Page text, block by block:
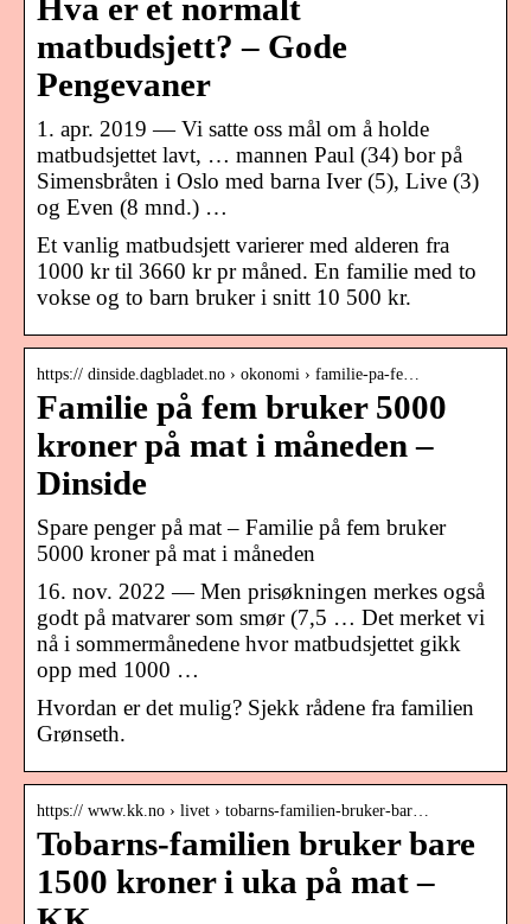
Hva er et normalt
matbudsjett? – Gode
Pengevaner
1. apr. 2019 — Vi satte oss mål om å holde
matbudsjettet lavt, … mannen Paul (34) bor på
Simensbråten i Oslo med barna Iver (5), Live (3)
og Even (8 mnd.) …
Et vanlig matbudsjett varierer med alderen fra
1000 kr til 3660 kr pr måned. En familie med to
vokse og to barn bruker i snitt 10 500 kr.
https:// dinside.dagbladet.no › okonomi › familie-pa-fe…
Familie på fem bruker 5000
kroner på mat i måneden –
Dinside
Spare penger på mat – Familie på fem bruker
5000 kroner på mat i måneden
16. nov. 2022 — Men prisøkningen merkes også
godt på matvarer som smør (7,5 … Det merket vi
nå i sommermånedene hvor matbudsjettet gikk
opp med 1000 …
Hvordan er det mulig? Sjekk rådene fra familien
Grønseth.
https:// www.kk.no › livet › tobarns-familien-bruker-bar…
Tobarns-familien bruker bare
1500 kroner i uka på mat –